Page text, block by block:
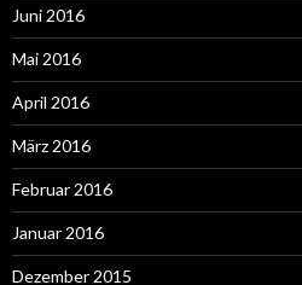
Juni 2016
Mai 2016
April 2016
März 2016
Februar 2016
Januar 2016
Dezember 2015